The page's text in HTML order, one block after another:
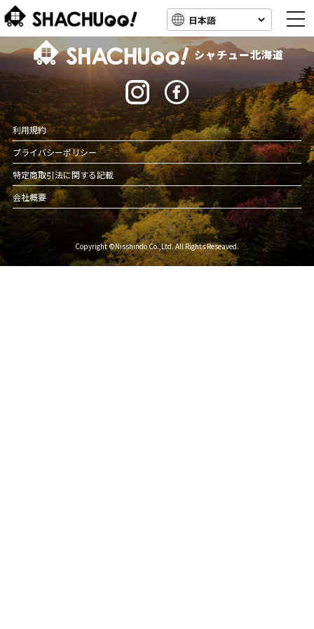
北海道キャンピングカー車中泊スポット情報
シャチュー北海道
利用規約
プライバシーポリシー
特定商取引法に関する記載
会社概要
Copyright ©Nisshindo Co.,Ltd. All Rights Reseaved.